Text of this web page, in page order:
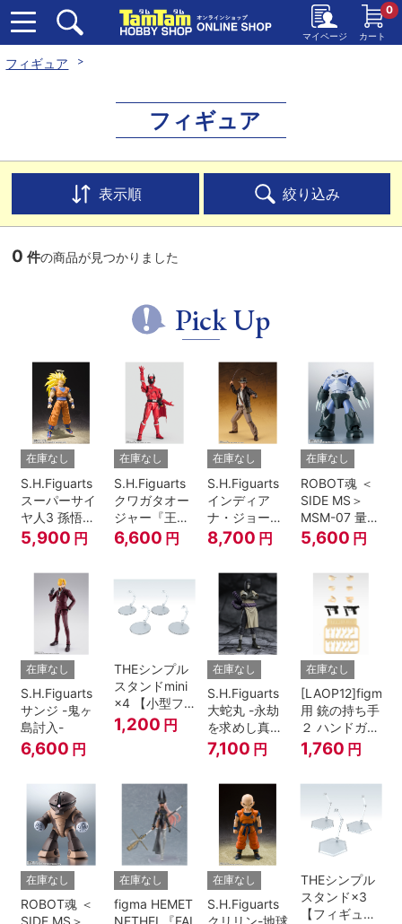
マイページ カート
0
フィギュア
フィギュア
表示順 絞り込み
0 件の商品が見つかりました
Pick Up
在庫なし
S.H.Figuarts
スーパーサイ
ヤ人3 孫悟空
『ドラゴンボ
ールZ』
5,900 円
在庫なし
S.H.Figuarts
クワガタオー
ジャー『王様
戦隊キングオ
ージャー』
6,600 円
在庫なし
S.H.Figuarts
インディア
ナ・ジョーン
ズ（レイダー
ス/失われたア
櫃》）
8,700 円
在庫なし
ROBOT魂 ＜
SIDE MS＞
MSM-07 量産
型ズゴック
ver.
5,600 円
在庫なし
S.H.Figuarts
サンジ -鬼ヶ
島討入-
6,600 円
THEシンプル
スタンドmini
×4 【小型フ
ィギュア＆デ
ィフォルメフ
1,200 円
在庫なし
S.H.Figuarts
大蛇丸 -永劫
を求めし真理
の探究者-
『NARUTO-
7,100 円
在庫なし
[LAOP12]figma
用 銃の持ち手
２ ハンドガン
セット
1,760 円
在庫なし
ROBOT魂 ＜
在庫なし
figma HEMET
在庫なし
S.H.Figuarts
THEシンプル
スタンド×3
【フィギュア